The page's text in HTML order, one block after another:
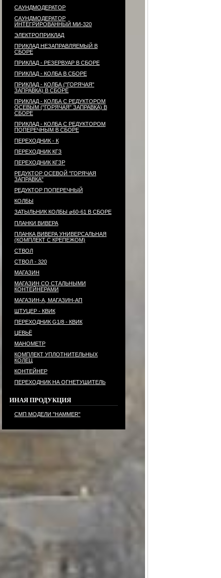
САУНДМОДЕРАТОР
САУНДМОДЕРАТОР
ИНТЕГРИРОВАННЫЙ МИ-320
ЭЛЕКТРОПРИКЛАД
ПРИКЛАД НЕЗАПРАВЛЯЕМЫЙ В
СБОРЕ
ПРИКЛАД - РЕЗЕРВУАР В СБОРЕ
ПРИКЛАД - КОЛБА В СБОРЕ
ПРИКЛАД - КОЛБА ("ГОРЯЧАЯ"
ЗАПРАВКА) В СБОРЕ
ПРИКЛАД - КОЛБА С РЕДУКТОРОМ
ОСЕВЫМ ("ГОРЯЧАЯ" ЗАПРАВКА) В
СБОРЕ
ПРИКЛАД - КОЛБА С РЕДУКТОРОМ
ПОПЕРЕЧНЫМ В СБОРЕ
ПЕРЕХОДНИК - К
ПЕРЕХОДНИК КГЗ
ПЕРЕХОДНИК КГЗР
РЕДУКТОР ОСЕВОЙ "ГОРЯЧАЯ
ЗАПРАВКА"
РЕДУКТОР ПОПЕРЕЧНЫЙ
КОЛБЫ
ЗАТЫЛЬНИК КОЛБЫ ⌀60-61 В СБОРЕ
ПЛАНКИ ВИВЕРА
ПЛАНКА ВИВЕРА УНИВЕРСАЛЬНАЯ
(КОМПЛЕКТ С КРЕПЕЖОМ)
СТВОЛ
СТВОЛ - 320
МАГАЗИН
МАГАЗИН СО СТАЛЬНЫМИ
КОНТЕЙНЕРАМИ
МАГАЗИН-А, МАГАЗИН-АП
ШТУЦЕР - КВИК
ПЕРЕХОДНИК G1/8 - КВИК
ЦЕВЬЁ
МАНОМЕТР
КОМПЛЕКТ УПЛОТНИТЕЛЬНЫХ
КОЛЕЦ
КОНТЕЙНЕР
ПЕРЕХОДНИК НА ОГНЕТУШИТЕЛЬ
ИНАЯ ПРОДУКЦИЯ
СМП МОДЕЛИ "HAMMER"